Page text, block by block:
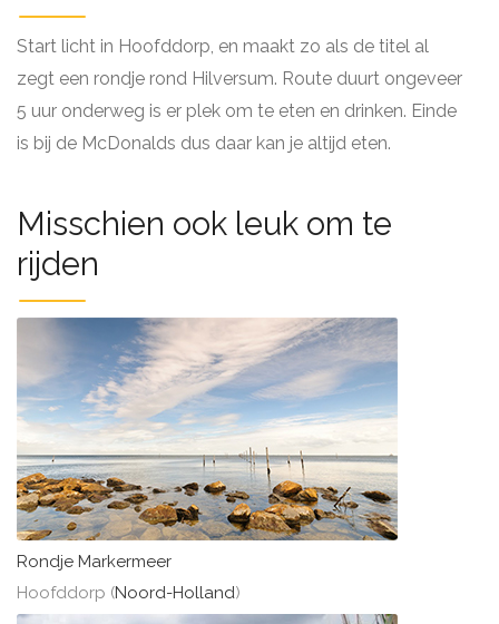
Start licht in Hoofddorp, en maakt zo als de titel al
zegt een rondje rond Hilversum. Route duurt ongeveer
5 uur onderweg is er plek om te eten en drinken. Einde
is bij de McDonalds dus daar kan je altijd eten.
Misschien ook leuk om te
rijden
Rondje Markermeer
Hoofddorp (Noord-Holland)